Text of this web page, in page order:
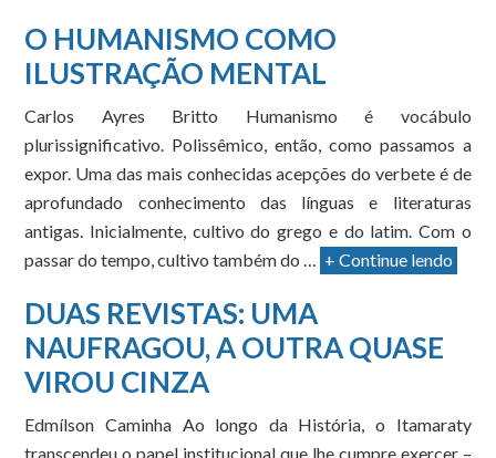
O HUMANISMO COMO
ILUSTRAÇÃO MENTAL
Carlos Ayres Britto Humanismo é vocábulo
plurissignificativo. Polissêmico, então, como passamos a
expor. Uma das mais conhecidas acepções do verbete é de
aprofundado conhecimento das línguas e literaturas
antigas. Inicialmente, cultivo do grego e do latim. Com o
passar do tempo, cultivo também do … + Continue lendo
DUAS REVISTAS: UMA
NAUFRAGOU, A OUTRA QUASE
VIROU CINZA
Edmílson Caminha Ao longo da História, o Itamaraty
transcendeu o papel institucional que lhe cumpre exercer –